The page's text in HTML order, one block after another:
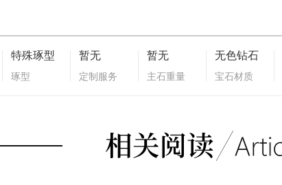
特殊琢型
琢型
暂无
定制服务
暂无
主石重量
无色钻石
宝石材质